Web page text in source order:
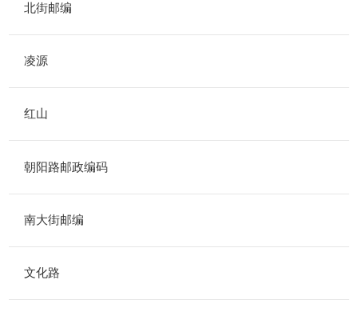
北街邮编
凌源
红山
朝阳路邮政编码
南大街邮编
文化路